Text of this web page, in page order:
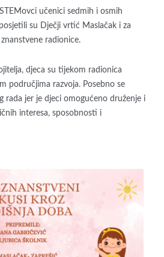
učenici sedmih i osmih
su Dječji vrtić Maslačak i za
radionice.
djeca su tijekom radionica
područjima razvoja. Posebno se
rada jer je djeci omogućeno druženje i
interesa, sposobnosti i